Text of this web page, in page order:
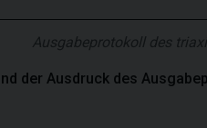
Ausgabeprotokoll des
der Ausdruck des